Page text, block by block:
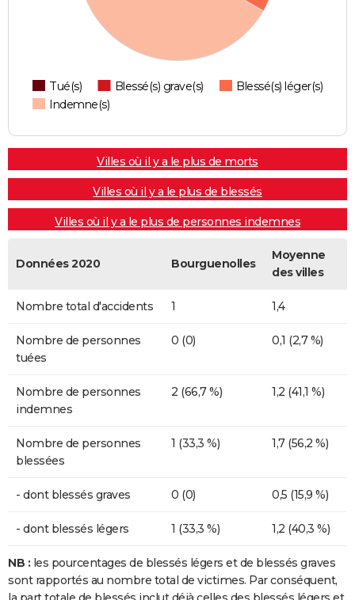
Tué(s) Blessé(s) grave(s)
Blessé(s) léger(s)
Indemne(s)
Villes où il y a le plus de morts
Villes où il y a le plus de blessés
Villes où il y a le plus de personnes indemnes
Données 2020 Bourguenolles
Moyenne
des villes
Nombre total d'accidents 1 1,4
Nombre de personnes
tuées
0 (0) 0,1 (2,7 %)
Nombre de personnes
indemnes
2 (66,7 %) 1,2 (41,1 %)
Nombre de personnes
blessées
1 (33,3 %) 1,7 (56,2 %)
- dont blessés graves 0 (0) 0,5 (15,9 %)
- dont blessés légers 1 (33,3 %) 1,2 (40,3 %)
NB : les pourcentages de blessés légers et de blessés graves
sont rapportés au nombre total de victimes. Par conséquent,